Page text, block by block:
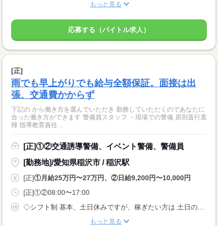
もっと見る
応募する（バイトル求人）
[正]
雨でも早上がりでも給与全額保証。面接は出
張、交通費かからず
下記の から働き方を選んでいただき 勤務していただくのであなたに
合った働き方ができます 警備員スタッフ ・現場での警備 原則直行直
帰 指導教育責任...
[正]①②交通誘導警備、イベント警備、警備員
[勤務地]/愛知県稲沢市 / 稲沢駅
[正]①月給25万円〜27万円、②日給9,200円〜10,000円
[正]①②08:00〜17:00
◇シフト制 基本、土日休みですが、稼ぎたい方は 土日のシフトに入ることも可能！ ◆休日休暇は自由！ あなたの休みたいときに休める♪ 休み希望も平日に出したり と自由にシフトが組めます！ ◆有給休暇
もっと見る